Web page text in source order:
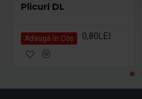
Plicuri DL
Adaugă în Coş 0,80LEI